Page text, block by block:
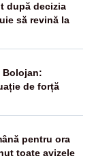
după decizia
să revină la
Bolojan:
de forță
pentru ora
toate avizele